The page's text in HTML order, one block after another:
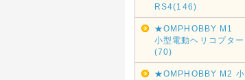
RS4(146)
★OMPHOBBY M1
小型電動ヘリコプター
(70)
★OMPHOBBY M2 小